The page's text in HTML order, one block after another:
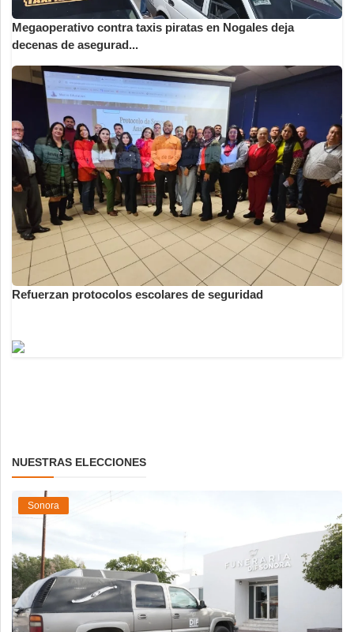
Megaoperativo contra taxis piratas en Nogales deja
decenas de asegurad...
Refuerzan protocolos escolares de seguridad
NUESTRAS ELECCIONES
Sonora